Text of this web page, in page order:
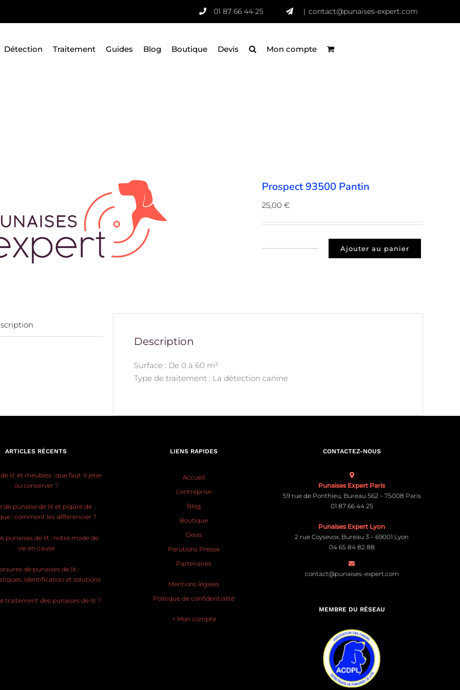
01 87 66 44 25 | contact@punaises-expert.com
Détection Traitement Guides Blog Boutique Devis Mon compte
Prospect 93500 Pantin
25,00 €
Ajouter au panier
Description
Surface : De 0 à 60 m²
Type de traitement : La détection canine
ARTICLES RÉCENTS
lit et meubles : que faut-il jeter
ou conserver ?
de punaise de lit et piqûre de
: comment les différencier ?
punaises de lit : notre mode de
vie en cause
de punaises de lit :
identification et solutions
traitement des punaises de lit ?
LIENS RAPIDES
Accueil
L’entreprise
Blog
Boutique
Devis
Parutions Presse
Partenaires
Mentions légales
Politique de confidentialité
> Mon compte
CONTACTEZ-NOUS
Punaises Expert Paris
59 rue de Ponthieu, Bureau 562 – 75008 Paris
01 87 66 44 25
Punaises Expert Lyon
2 rue Coysevox, Bureau 3 – 69001 Lyon
04 65 84 82 88
contact@punaises-expert.com
MEMBRE DU RÉSEAU